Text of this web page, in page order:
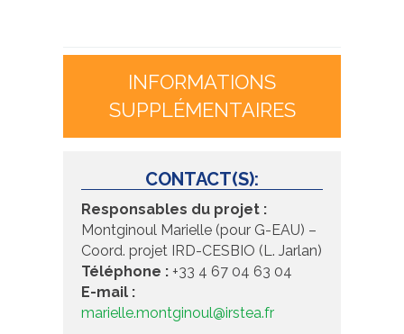
INFORMATIONS
SUPPLÉMENTAIRES
CONTACT(S):
Responsables du projet :
Montginoul Marielle (pour G-EAU) –
Coord. projet IRD-CESBIO (L. Jarlan)
Téléphone : +33 4 67 04 63 04
E-mail :
marielle.montginoul@irstea.fr